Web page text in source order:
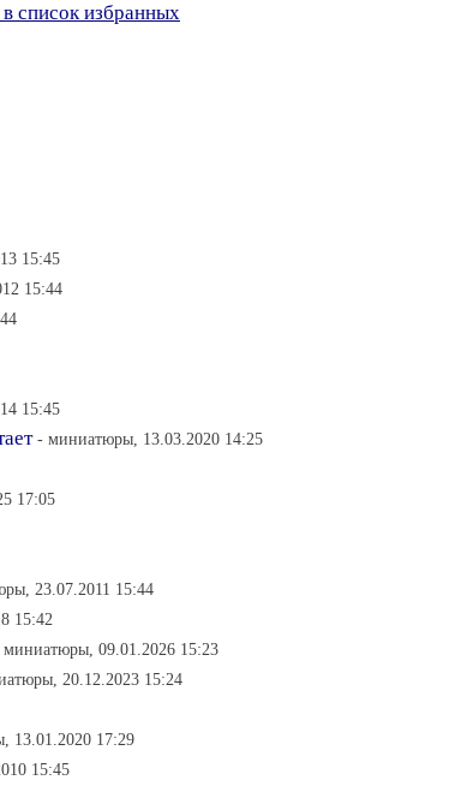
список избранных
15:45
15:44
15:45
- миниатюры, 13.03.2020 14:25
17:05
23.07.2011 15:44
15:42
09.01.2026 15:23
20.12.2023 15:24
13.01.2020 17:29
15:45